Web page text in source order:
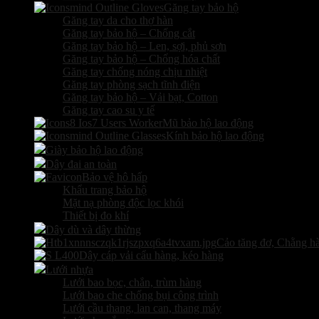
Găng tay bảo hộ
Găng tay da cho thợ hàn
Găng tay bảo hộ – Chống cắt
Găng tay bảo hộ – Len, sợi, phủ sơn
Găng tay bảo hộ – Chống hóa chất
Găng tay chống nóng chịu nhiệt
Găng tay phòng sạch tĩnh điện
Găng tay bảo hộ – Vải bạt, Cotton
Găng tay cao su y tế
Mũ bảo hộ lao động
Kính bảo hộ lao động
Giày bảo hộ lao động
Dây đai an toàn
Bảo vệ hô hấp
Khẩu trang bảo hộ
Mặt nạ phòng độc lọc khói
Thiết bị đo khí
Dây dù và dây thừng
Cảo tăng đơ, Chằng
Dây cáp vải cẩu hàng, kéo hàng
Lưới nhựa
Lưới bao bọc, chắn, trùm hàng
Lưới bao che chống bụi công trình
Lưới cầu thang, lan can, thang máy